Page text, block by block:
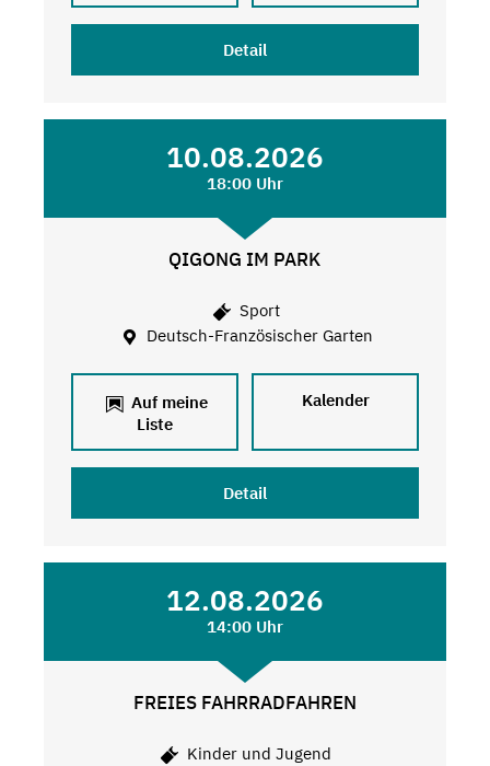
Detail
10.08.2026
18:00 Uhr
QIGONG IM PARK
Sport
Deutsch-Französischer Garten
Auf meine
Liste
Kalender
Detail
12.08.2026
14:00 Uhr
FREIES FAHRRADFAHREN
Kinder und Jugend